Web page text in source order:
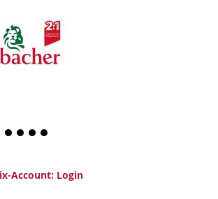
3 4 5 6
Account: Login